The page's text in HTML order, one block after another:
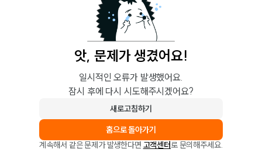
앗, 문제가 생겼어요!
일시적인 오류가 발생했어요.
잠시 후에 다시 시도해주시겠어요?
새로고침하기
홈으로 돌아가기
계속해서 같은 문제가 발생한다면 고객센터로 문의해주세요.